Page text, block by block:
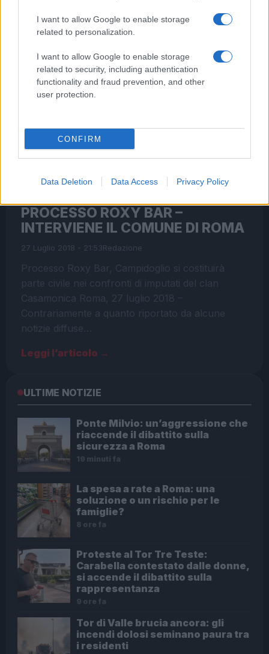
I want to allow Google to enable storage
related to personalization.
I want to allow Google to enable storage
related to security, including authentication
functionality and fraud prevention, and other
user protection.
CONFIRM
Data Deletion Data Access Privacy Policy
PROCESSO ROXY BAR –
INTERVIENE IL COMUNE DI ROMA
27 Luglio 2018 - 21:53Redazione
Processo Roxy Bar, Campidoglio si costituirà
parte civile nei confronti di imputati del clan
Casamonica Roma, 27 luglio 2018 –
Contrariamente a quanto riportato da alcune
notizie diffuse…
Leggi l’articolo →
ULTIME NOTIZIE
Ponte Milvio: un’aggressione che
riaccende il dibattito sulla
sicurezza a Roma
19 minuti fa
La spesa a rate a Roma: una
soluzione o un rischio per le
famiglie?
8 ore fa
Proteste al Tor Tre Teste:
Carabella contestato dalle donne,
si accende il dibattito sulla
rappresentanza
9 ore fa
Tor di Valle brucia ancora: gli
incendi dolosi seminano paura tra
i residenti